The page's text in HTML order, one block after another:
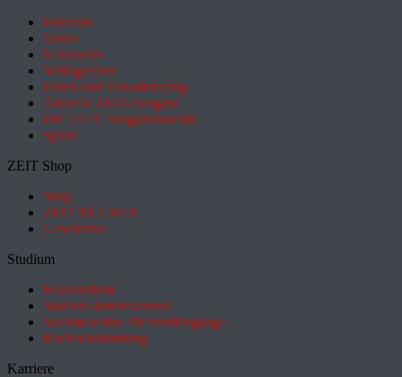
Podcasts
Video
Newsletter
Schlagzeilen
Daten und Visualisierung
Aktuelle ZEIT-Ausgabe
DIE ZEIT Ausgabenarchiv
Spiele
ZEIT Shop
Shop
ZEIT BÜCHER
Geschenke
Studium
HeyStudium
Studium-Interessentest
Suchmaschine für Studiengänge
Hochschulranking
Karriere